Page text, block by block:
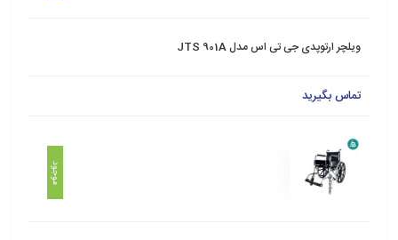
ویلچر ارتوپدی جی تی اس مدل JTS 901A
تماس بگیرید
موجود